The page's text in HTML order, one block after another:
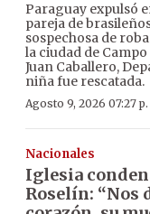
Paraguay expulsó
pareja de
sospechosa de
la ciudad de
Juan Caballero,
niña fue rescatada.
Agosto 9, 2026 07:27 p.
Nacionales
Iglesia
Roselín: “Nos